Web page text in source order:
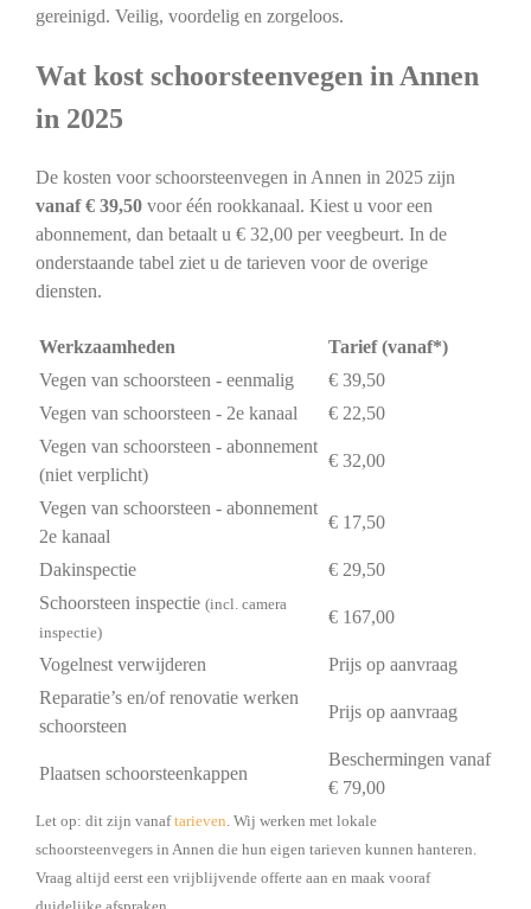
gereinigd. Veilig, voordelig en zorgeloos.
Wat kost schoorsteenvegen in Annen
in 2025
De kosten voor schoorsteenvegen in Annen in 2025 zijn
vanaf € 39,50voor één rookkanaal. Kiest u voor een
abonnement, dan betaalt u € 32,00 per veegbeurt. In de
onderstaande tabel ziet u de tarieven voor de overige
diensten.
Werkzaamheden
Tarief (vanaf*)
Vegen van schoorsteen - eenmalig
€ 39,50
Vegen van schoorsteen - 2e kanaal
€ 22,50
Vegen van schoorsteen - abonnement
(niet verplicht)
€ 32,00
Vegen van schoorsteen - abonnement
2e kanaal
€ 17,50
Dakinspectie
€ 29,50
Schoorsteen inspectie (incl. camera
inspectie)
€ 167,00
Vogelnest verwijderen
Prijs op aanvraag
Reparatie’s en/of renovatie werken
schoorsteen
Prijs op aanvraag
Plaatsen schoorsteenkappen
Beschermingen vanaf
€ 79,00
Let op: dit zijn vanaftarieven. Wij werken met lokale
schoorsteenvegers in Annen die hun eigen tarieven kunnen hanteren.
Vraag altijd eerst een vrijblijvende offerte aan en maak vooraf